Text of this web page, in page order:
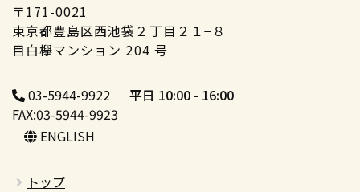
〒171-0021
東京都豊島区西池袋２丁目２１−８
目白欅マンション 204 号
03-5944-9922
平日 10:00 - 16:00
FAX:03-5944-9923
ENGLISH
トップ